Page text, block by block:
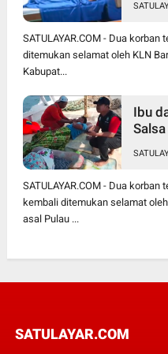
SATULAYAR.COM - Dua
ditemukan selamat oleh KLN
Kabupat...
Ibu
SATULAYAR.COM - Dua
kembali ditemukan selamat
asal Pulau ...
SATULAYAR.COM